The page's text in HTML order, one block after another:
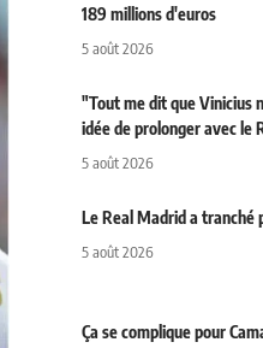
189 millions d'euros
5 août 2026
"Tout me dit que Vinicius
idée de prolonger avec le
5 août 2026
Le Real Madrid a tranché
5 août 2026
Ça se complique pour